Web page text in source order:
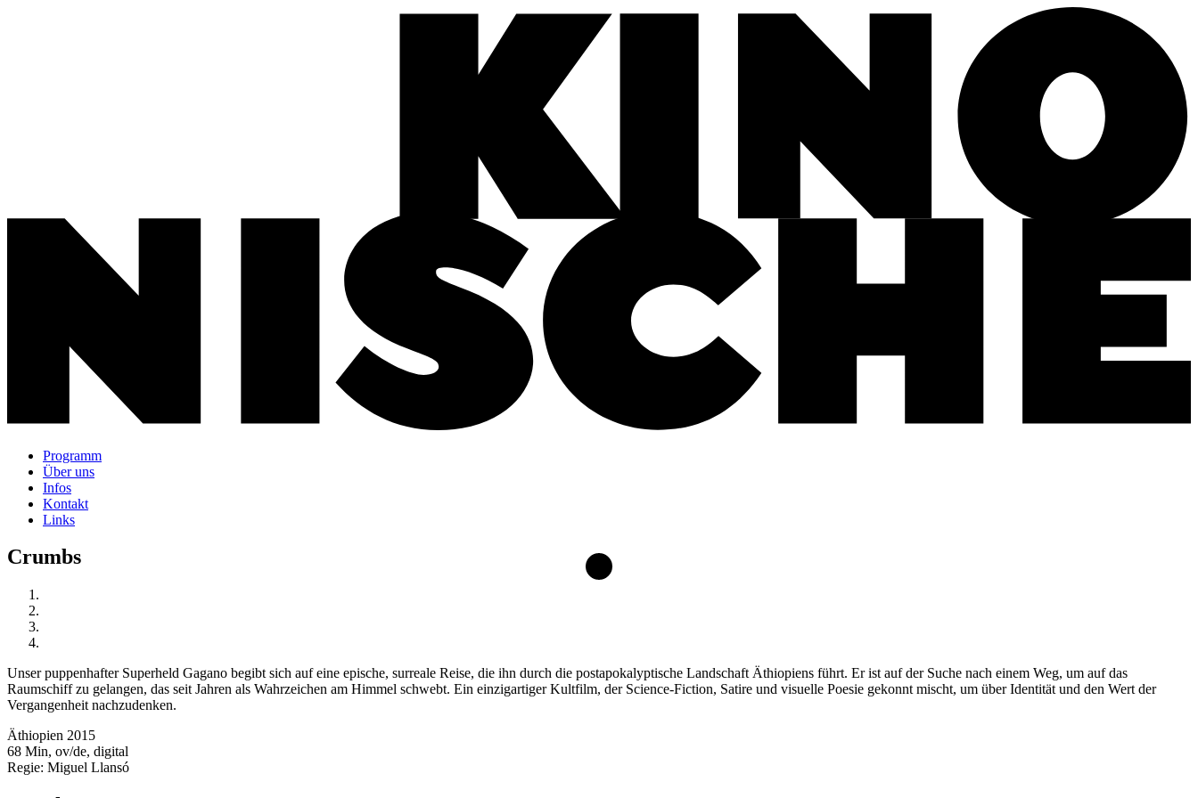
Programm
Über uns
Infos
Kontakt
Links
Crumbs
Unser puppenhafter Superheld Gagano begibt sich auf eine epische, surreale Reise, die ihn durch die postapokalyptische Landschaft Äthiopiens führt. Er ist auf der Suche nach einem Weg, um auf das
Raumschiff zu gelangen, das seit Jahren als Wahrzeichen am Himmel schwebt. Ein einzigartiger Kultfilm, der Science-Fiction, Satire und visuelle Poesie gekonnt mischt, um über Identität und den Wert der
Vergangenheit nachzudenken.
Äthiopien 2015
68 Min, ov/de, digital
Regie: Miguel Llansó